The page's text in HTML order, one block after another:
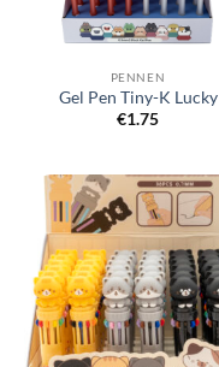
PENNEN
Gel Pen Tiny-K Lucky
€1.75